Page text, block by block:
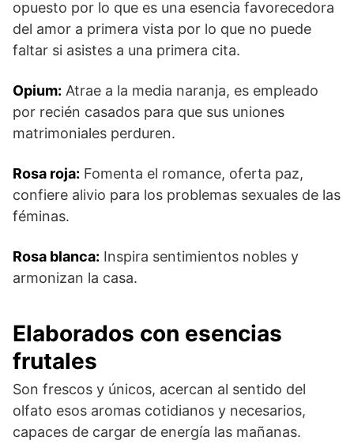
opuesto por lo que es una esencia favorecedora
del amor a primera vista por lo que no puede
faltar si asistes a una primera cita.
Opium: Atrae a la media naranja, es empleado
por recién casados para que sus uniones
matrimoniales perduren.
Rosa roja: Fomenta el romance, oferta paz,
confiere alivio para los problemas sexuales de las
féminas.
Rosa blanca: Inspira sentimientos nobles y
armonizan la casa.
Elaborados con esencias
frutales
Son frescos y únicos, acercan al sentido del
olfato esos aromas cotidianos y necesarios,
capaces de cargar de energía las mañanas.